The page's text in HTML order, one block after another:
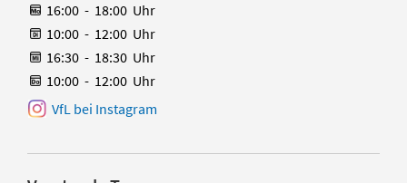
16:00 - 18:00 Uhr
10:00 - 12:00 Uhr
16:30 - 18:30 Uhr
10:00 - 12:00 Uhr
VfL bei Instagram